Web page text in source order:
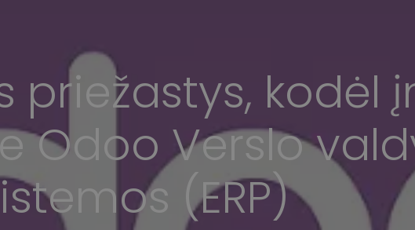
priežastys, kodėl
Odoo Verslo
(ERP)